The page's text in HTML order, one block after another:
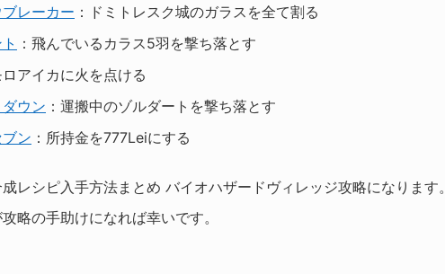
レーカー ：ドミトレスク城のガラスを全て割る
：飛んでいるカラス5羽を撃ち落とす
ロアイカに火を点ける
ウン ：運搬中のゾルダートを撃ち落とす
ン ：所持金を777Leiにする
レシピ入手方法まとめ バイオハザードヴィレッジ攻略になります。
略の手助けになれば幸いです。